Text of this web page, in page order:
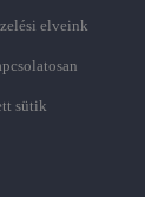
elveink
sütik